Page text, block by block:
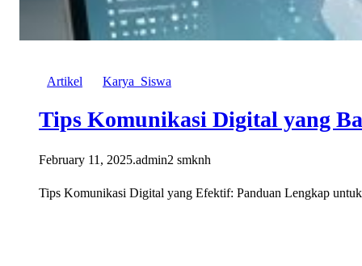
Artikel Karya_Siswa
Tips Komunikasi Digital yang
February 11, 2025.admin2 smknh
Tips Komunikasi Digital yang Efektif: Panduan Lengkap